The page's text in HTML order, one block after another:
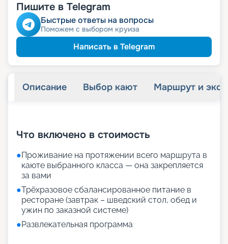
Пишите в Telegram
Быстрые ответы на вопросы
Поможем с выбором круиза
Написать в Telegram
Описание Выбор кают Маршрут и
Что включено в стоимость
●Проживание на протяжении всего маршрута в
каюте выбранного класса — она закрепляется
за вами
●Трёхразовое сбалансированное питание в
ресторане (завтрак – шведский стол, обед и
ужин по заказной системе)
●Развлекательная программа